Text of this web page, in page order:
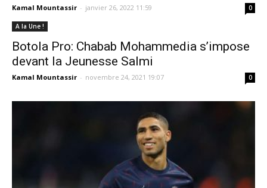
Kamal Mountassir - janvier 26, 2022 11:59 0
A la Une !
Botola Pro: Chabab Mohammedia s’impose
devant la Jeunesse Salmi
Kamal Mountassir - novembre 24, 2021 19:07 0